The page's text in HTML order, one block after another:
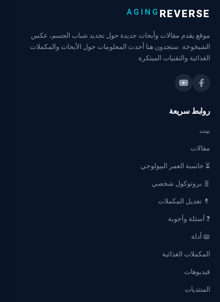
REVERSE
AGING
موقع يقدم مقالات وأبحاث جديدة حول تجديد شباب الجسم، عكس
الشيخوخة. ستجدون هنا أحدث المعلومات حول الأبحاث والمكملات
الغذائية والتقنيات المبتكرة.
روابط سريعة
بيت
مقالات
⏳ حاسبة العمر البيولوجي
🧬 بروتوكول شخصي
💊 تعديل المكملات
❓ أسئلة وأجوبة
📖 أدلة
المكملات الغذائية
فيديوهات
المنتديات